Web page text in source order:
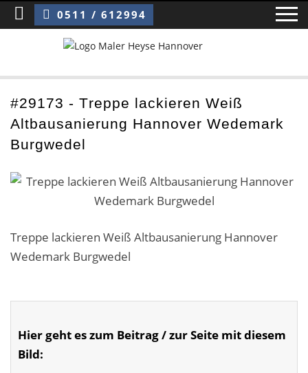
Sie sind hier:Treppe lackieren Weiß Altbausanierung Hannover Wedemark Burgwedel
0511 / 612994
Home
Blog
Über uns
Referenzen und Kundenbewertungen
#29173 - Treppe lackieren Weiß
Altbausanierung Hannover Wedemark
Burgwedel
Treppe lackieren Weiß Altbausanierung Hannover
Wedemark Burgwedel
Hier geht es zum Beitrag / zur Seite mit diesem
Bild: